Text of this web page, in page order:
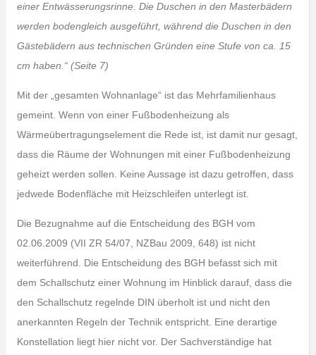
einer Entwässerungsrinne. Die Duschen in den Masterbädern
werden bodengleich ausgeführt, während die Duschen in den
Gästebädern aus technischen Gründen eine Stufe von ca. 15
cm haben.“ (Seite 7)
Mit der „gesamten Wohnanlage“ ist das Mehrfamilienhaus
gemeint. Wenn von einer Fußbodenheizung als
Wärmeübertragungselement die Rede ist, ist damit nur gesagt,
dass die Räume der Wohnungen mit einer Fußbodenheizung
geheizt werden sollen. Keine Aussage ist dazu getroffen, dass
jedwede Bodenfläche mit Heizschleifen unterlegt ist.
Die Bezugnahme auf die Entscheidung des BGH vom
02.06.2009 (VII ZR 54/07, NZBau 2009, 648) ist nicht
weiterführend. Die Entscheidung des BGH befasst sich mit
dem Schallschutz einer Wohnung im Hinblick darauf, dass die
den Schallschutz regelnde DIN überholt ist und nicht den
anerkannten Regeln der Technik entspricht. Eine derartige
Konstellation liegt hier nicht vor. Der Sachverständige hat